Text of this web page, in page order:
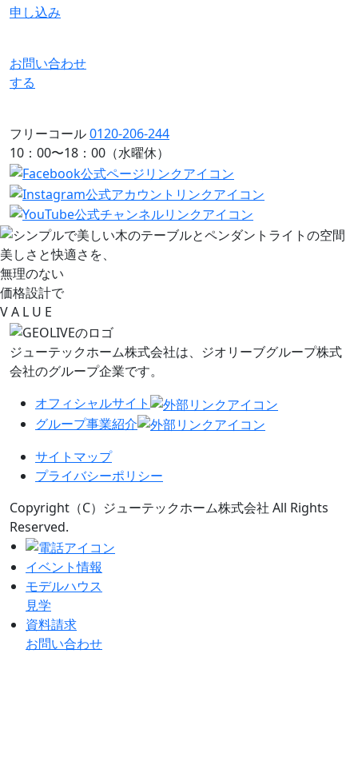
申し込み
お問い合わせ
する
フリーコール0120-206-244
10：00〜18：00（水曜休）
美しさと快適さを、
無理のない
価格設計で
VA L U E
ジューテックホーム株式会社は、 ジオリーブグループ株式
会社のグループ企業です。
オフィシャルサイト
グループ事業紹介
サイトマップ
プライバシーポリシー
Copyright（C）ジューテックホーム株式会社 All Rights
Reserved.
イベント情報
モデルハウス
見学
資料請求
お問い合わせ